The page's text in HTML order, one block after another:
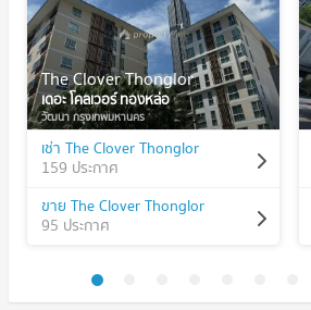
The Clover Thonglor
เดอะ โคลเวอร์ ทองหล่อ
วัฒนา กรุงเทพมหานคร
เช่า The Clover Thonglor
159 ประกาศ
ขาย The Clover Thonglor
95 ประกาศ